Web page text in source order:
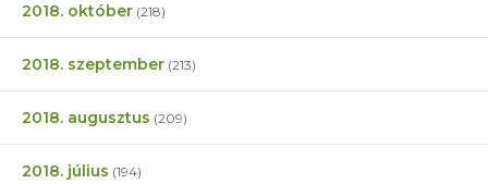
2018. október (218)
2018. szeptember (213)
2018. augusztus (209)
2018. július (194)